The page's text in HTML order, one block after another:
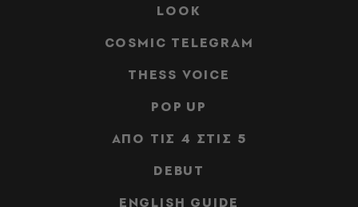
LOOK
COSMIC TELEGRAM
THESS VOICE
POP UP
ΑΠΟ ΤΙΣ 4 ΣΤΙΣ 5
DEBUT
ENGLISH GUIDE